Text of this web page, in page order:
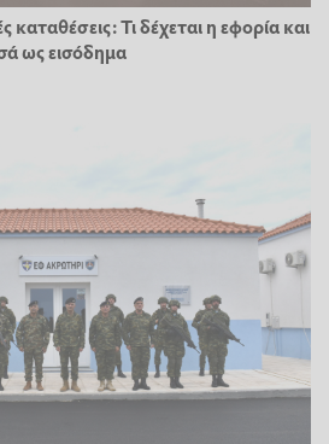
καταθέσεις: Τι δέχεται η εφορία και
ως εισόδημα